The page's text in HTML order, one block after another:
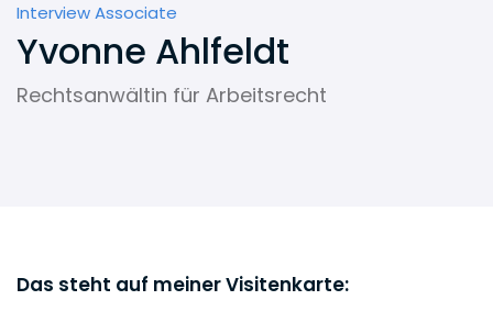
Interview Associate
Yvonne Ahlfeldt
Rechtsanwältin für Arbeitsrecht
Das steht auf meiner Visitenkarte: